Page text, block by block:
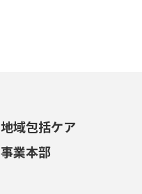
地域包括ケア
事業本部